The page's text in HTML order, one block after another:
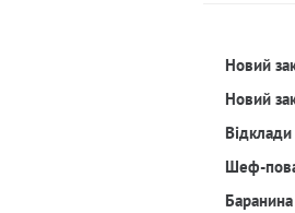
Новий
Новий
Шеф-